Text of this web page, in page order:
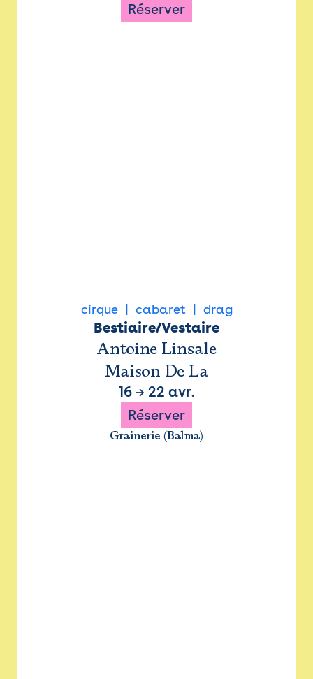
Réserver
cirque cabaret drag
Bestiaire/Vestaire
Antoine Linsale
Maison De La
16→ 22 avr.
Réserver
Grainerie (Balma)